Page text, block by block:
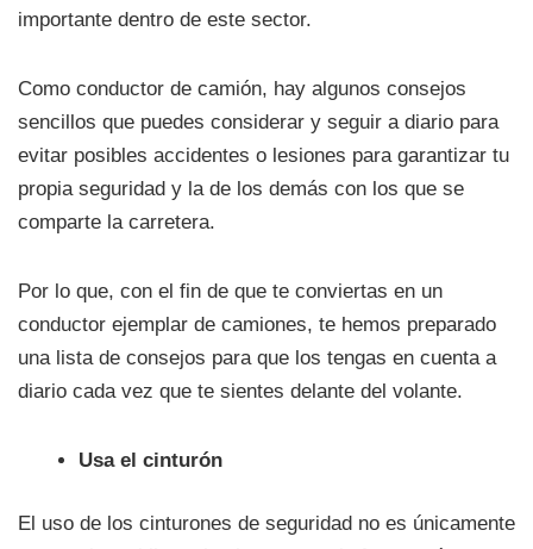
importante dentro de este sector.
Como conductor de camión, hay algunos consejos
sencillos que puedes considerar y seguir a diario para
evitar posibles accidentes o lesiones para garantizar tu
propia seguridad y la de los demás con los que se
comparte la carretera.
Por lo que, con el fin de que te conviertas en un
conductor ejemplar de camiones, te hemos preparado
una lista de consejos para que los tengas en cuenta a
diario cada vez que te sientes delante del volante.
Usa el cinturón
El uso de los cinturones de seguridad no es únicamente